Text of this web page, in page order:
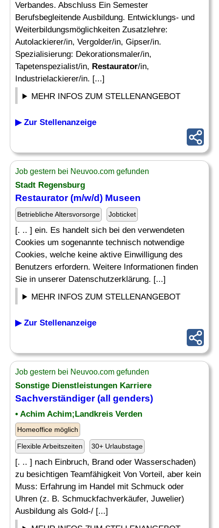
Verbandes. Abschluss Ein Semester
Berufsbegleitende Ausbildung. Entwicklungs- und
Weiterbildungsmöglichkeiten Zusatzlehre:
Autolackierer/in, Vergolder/in, Gipser/in.
Spezialisierung: Dekorationsmaler/in,
Tapetenspezialist/in, Restaurator/in,
Industrielackierer/in. [...]
MEHR INFOS ZUM STELLENANGEBOT
▶ Zur Stellenanzeige
Job gestern bei Neuvoo.com gefunden
Stadt Regensburg
Restaurator(m/w/d) Museen
Betriebliche Altersvorsorge Jobticket
[. .. ] ein. Es handelt sich bei den verwendeten
Cookies um sogenannte technisch notwendige
Cookies, welche keine aktive Einwilligung des
Benutzers erfordern. Weitere Informationen finden
Sie in unserer Datenschutzerklärung. [...]
MEHR INFOS ZUM STELLENANGEBOT
▶ Zur Stellenanzeige
Job gestern bei Neuvoo.com gefunden
Sonstige Dienstleistungen Karriere
Sachverständiger (all genders)
• Achim Achim;Landkreis Verden
Homeoffice möglich
Flexible Arbeitszeiten 30+ Urlaubstage
[. .. ] nach Einbruch, Brand oder Wasserschaden)
zu besichtigen Teamfähigkeit Von Vorteil, aber kein
Muss: Erfahrung im Handel mit Schmuck oder
Uhren (z. B. Schmuckfachverkäufer, Juwelier)
Ausbildung als Gold-/ [...]